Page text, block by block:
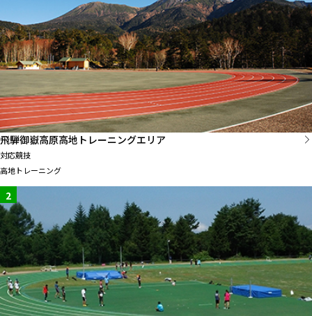
飛騨御嶽高原高地トレーニングエリア
対応競技
高地トレーニング
2